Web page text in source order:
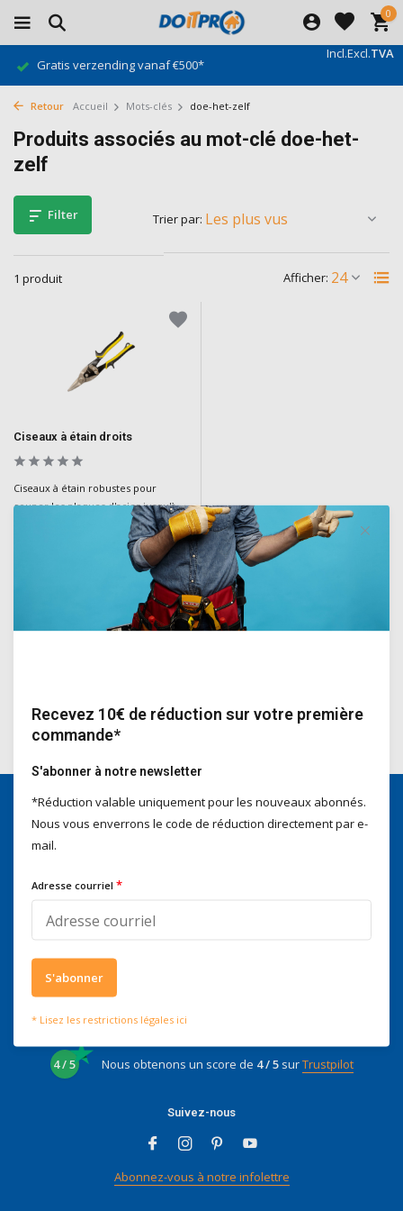
0
Incl.Excl.TVA
Gratis verzending vanaf €500*
Retour Accueil Mots-clés doe-het-zelf
Produits associés au mot-clé doe-het-
zelf
Filter
1 produit Afficher:
Trier par:
Ciseaux à étain droits
Ciseaux à étain robustes pour
couper les plaques d'acier jusqu'à
1,5 mm. Alliage de chrome et de
molybdène, mâchoires dentelées,
levier réglable, poignées à prise
souple et ressort de recul pour plus
Ce que disent nos clients
4 / 5 Nous obtenons un score de 4 / 5surTrustpilot
Suivez-nous
Abonnez-vous à notre infolettre
Recevez 10€ de réduction sur votre première
commande*
S'abonner à notre newsletter
*Réduction valable uniquement pour les nouveaux abonnés.
Nous vous enverrons le code de réduction directement par e-
mail.
Adresse courriel *
S'abonner
* Lisez les restrictions légales ici